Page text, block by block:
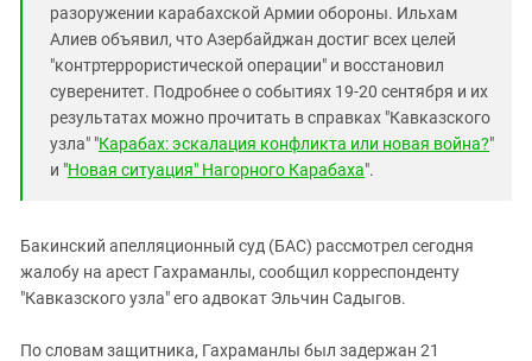
ЮФО
разоружении карабахской Армии обороны. Ильхам
Алиев объявил, что Азербайджан достиг всех целей
"контртеррористической операции" и восстановил
суверенитет. Подробнее о событиях 19-20 сентября и их
результатах можно прочитать в справках "Кавказского
узла" "Карабах: эскалация конфликта или новая война?"
и "Новая ситуация" Нагорного Карабаха".
Бакинский апелляционный суд (БАС) рассмотрел сегодня
жалобу на арест Гахраманлы, сообщил корреспонденту
"Кавказского узла" его адвокат Эльчин Садыгов.
По словам защитника, Гахраманлы был задержан 21